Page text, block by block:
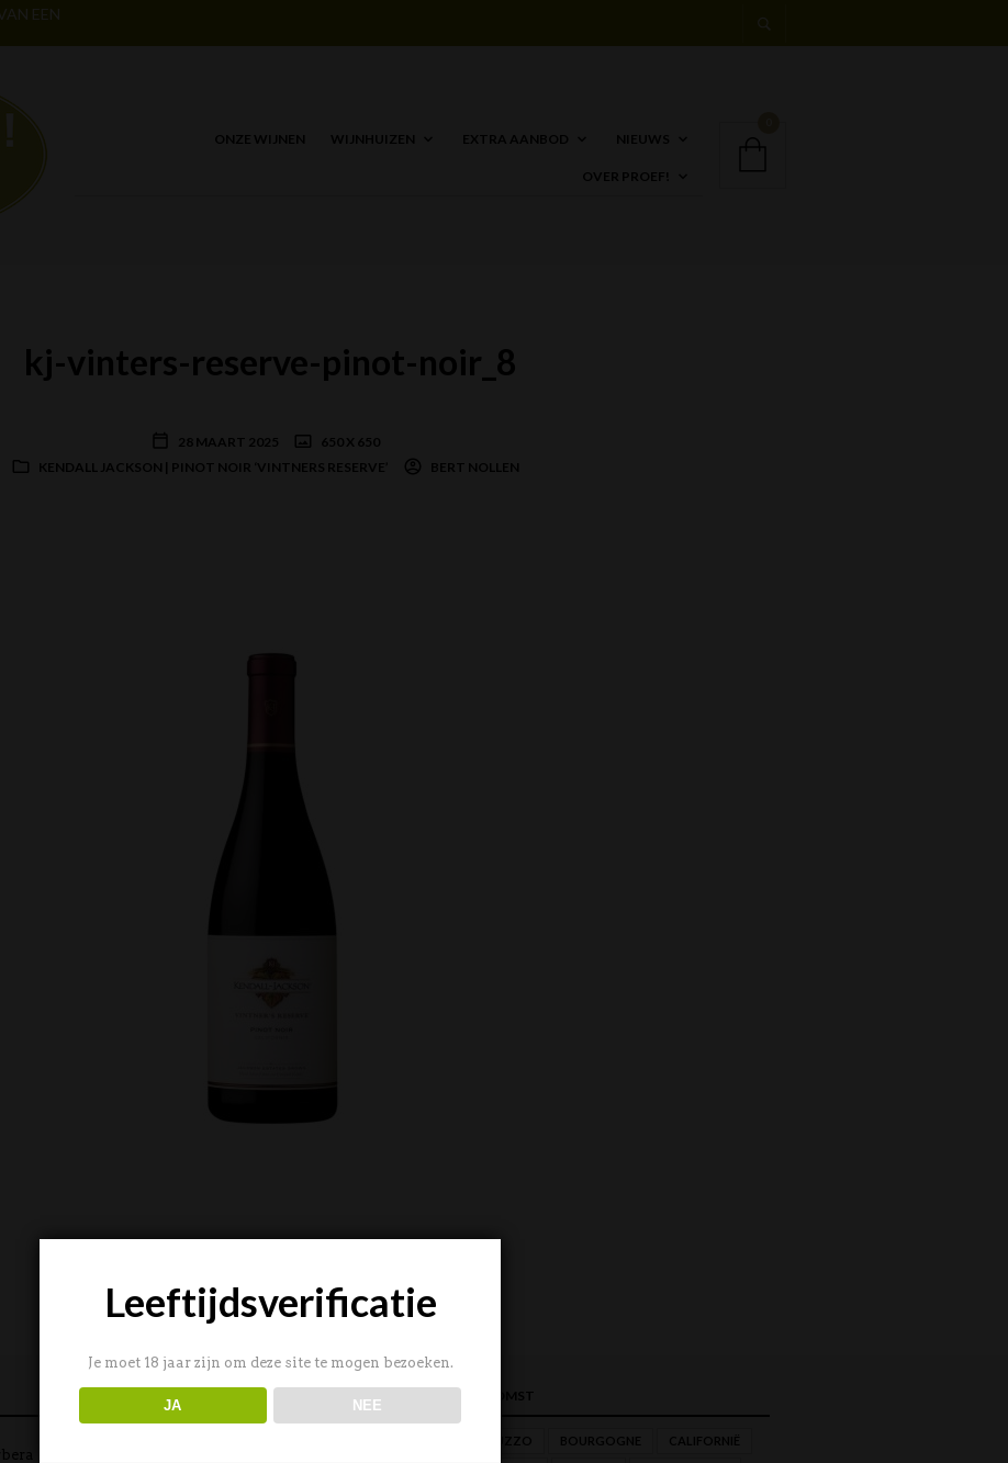
EEN
ONZE WIJNEN WIJNHUIZEN EXTRA AANBOD NIEUWS
OVER PROEF!
kj-vinters-reserve-pinot-noir_8
28 MAART 2025
650 X 650
KENDALL JACKSON | PINOT NOIR ‘VINTNERS RESERVE’
BERT NOLLEN
CATEGORIEËN HERKOMST
ABRUZZO BOURGOGNE CALIFORNIË
Leeftijdsverificatie
Je moet 18 jaar zijn om deze site te mogen bezoeken.
JA NEE